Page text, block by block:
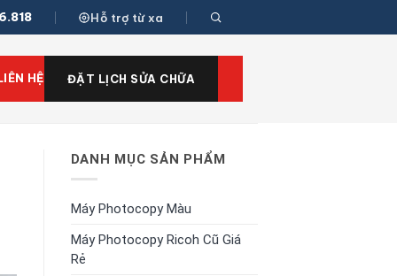
Hỗ trợ từ xa
HỆ ĐẶT LỊCH SỬA CHỮA
DANH MỤC SẢN PHẨM
Máy Photocopy Màu
Máy Photocopy Ricoh Cũ Giá
Rẻ